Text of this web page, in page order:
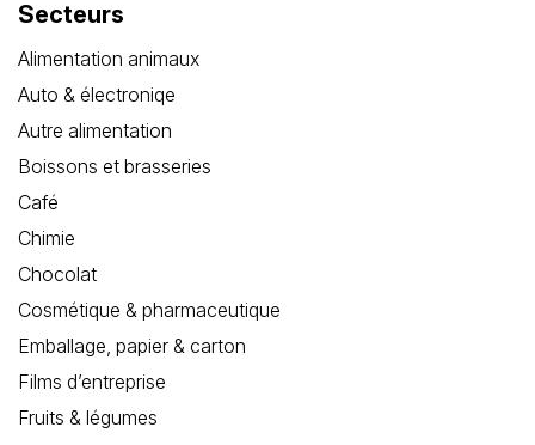
Secteurs
Alimentation animaux
Auto & électroniqe
Autre alimentation
Boissons et brasseries
Café
Chimie
Chocolat
Cosmétique & pharmaceutique
Emballage, papier & carton
Films d’entreprise
Fruits & légumes